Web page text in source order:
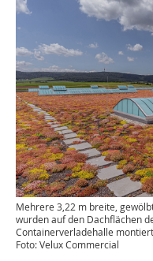
Mehrere 3,22 m breite,
wurden auf den Dachflächen
Containerverladehalle montiert
Foto: Velux Commercial